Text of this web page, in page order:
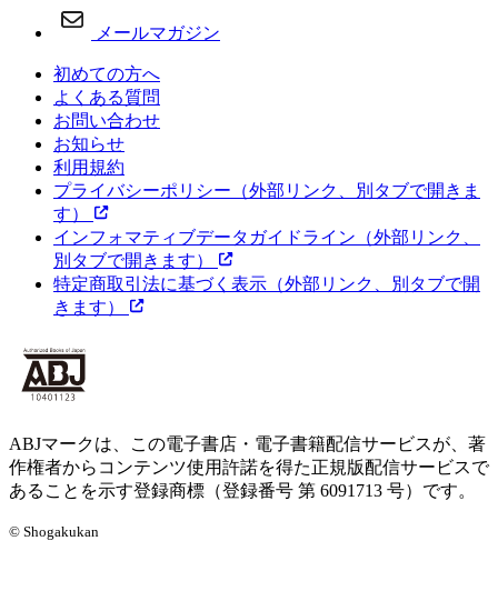
メールマガジン
初めての方へ
よくある質問
お問い合わせ
お知らせ
利用規約
プライバシーポリシー （外部リンク、別タブで開きま
す）
インフォマティブデータガイドライン （外部リンク、
別タブで開きます）
特定商取引法に基づく表示 （外部リンク、別タブで開
きます）
ABJマークは、この電子書店・電子書籍配信サービスが、著
作権者からコンテンツ使用許諾を得た正規版配信サービスで
あることを示す登録商標（登録番号 第 6091713 号）です。
© Shogakukan